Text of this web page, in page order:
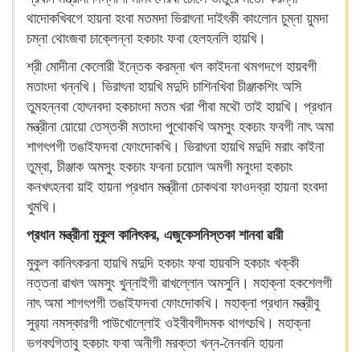
থাদোকখিবগে হায়না হংবা মতমদা ভিরাৎনা দাইৎকী কাংলোন চুম্না য়ুমদা
চম্না থোংজবা চাক্লেন্না হকচাং ফবা হেলহনলি হায়খি।
শ্রী মোদীনা কেলোরী ইন্তেক করম্না খল কাইদনা থমগদগে হায়বগী
মতাংদা খন্নখি। ভিরাৎনা হায়খি মদুদি চাশিনখিবা চীঞ্জাকশিং অসি
তুমহন্নবা হোৎনবদা হকচাংদা মতম খরা পীবা মথৌ তাই হায়খি। প্রধান
মন্ত্রীনা য়োয়ো তেস্তকী মতাংদা পুথোকখি অমসুং হকচাং ফবগী নাৎ অমা
শাগৎপগী তঙাইফদবা ফোংদোকখি। ভিরাৎনা হায়খি মদুদি মরাং কাইনা
তুম্বা, চীঞ্জাক অমসুং হকচাং ফবনা চয়োল অমগী মনুংদা হকচাং
কনখৎহনবা য়াই হায়না প্রধান মন্ত্রীনা চোকথবা ফাওদব্রা হায়না হংবদা
খুমখি।
প্রধান মন্ত্রীনা মুকুল কানিৎকর, এজুকেসনিস্তকা শানবা ৱারী
মুকুল কানিৎকরনা হায়খি মদুদি হকচাং ফবা হায়বসি হকচাং খক্কী
নত্তনা ৱাখল অমসুং খুন্নাইগী ৱাখল্লোন অমসুনি। মহাক্না হকশেলগী
নাৎ অমা শাগৎপগী তঙাইফদবা ফোংদোকখি। মহাক্না প্রধান মন্ত্রীবু
সুর‍্যা নমস্কারগী পাউখোল্লোই ওইবীবগীদমক থাগৎচখি। মহাক্না
ভগবৎগিতাবু হকচাং ফবা অনীগী মরক্তা খন্ন-নৈনবনি হায়না